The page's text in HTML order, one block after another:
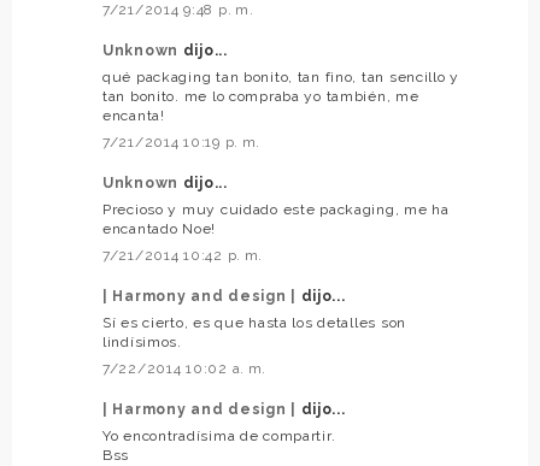
7/21/2014 9:48 p. m.
Unknown dijo...
qué packaging tan bonito, tan fino, tan sencillo y
tan bonito. me lo compraba yo también, me
encanta!
7/21/2014 10:19 p. m.
Unknown dijo...
Precioso y muy cuidado este packaging, me ha
encantado Noe!
7/21/2014 10:42 p. m.
| Harmony and design |
dijo...
Sí es cierto, es que hasta los detalles son
lindísimos.
7/22/2014 10:02 a. m.
| Harmony and design |
dijo...
Yo encontradísima de compartir.
Bss